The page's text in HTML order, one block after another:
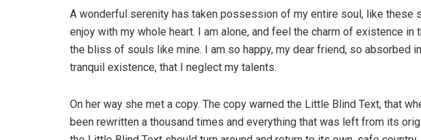
A wonderful serenity has taken possession of my entire soul, like these
enjoy with my whole heart. I am alone, and feel the charm of existence
the bliss of souls like mine. I am so happy, my dear friend, so absorbed
tranquil existence, that I neglect my talents.
On her way she met a copy. The copy warned the Little Blind Text, that
been rewritten a thousand times and everything that was left from its